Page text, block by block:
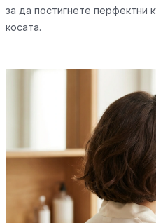
за да постигнете перфектни
косата.